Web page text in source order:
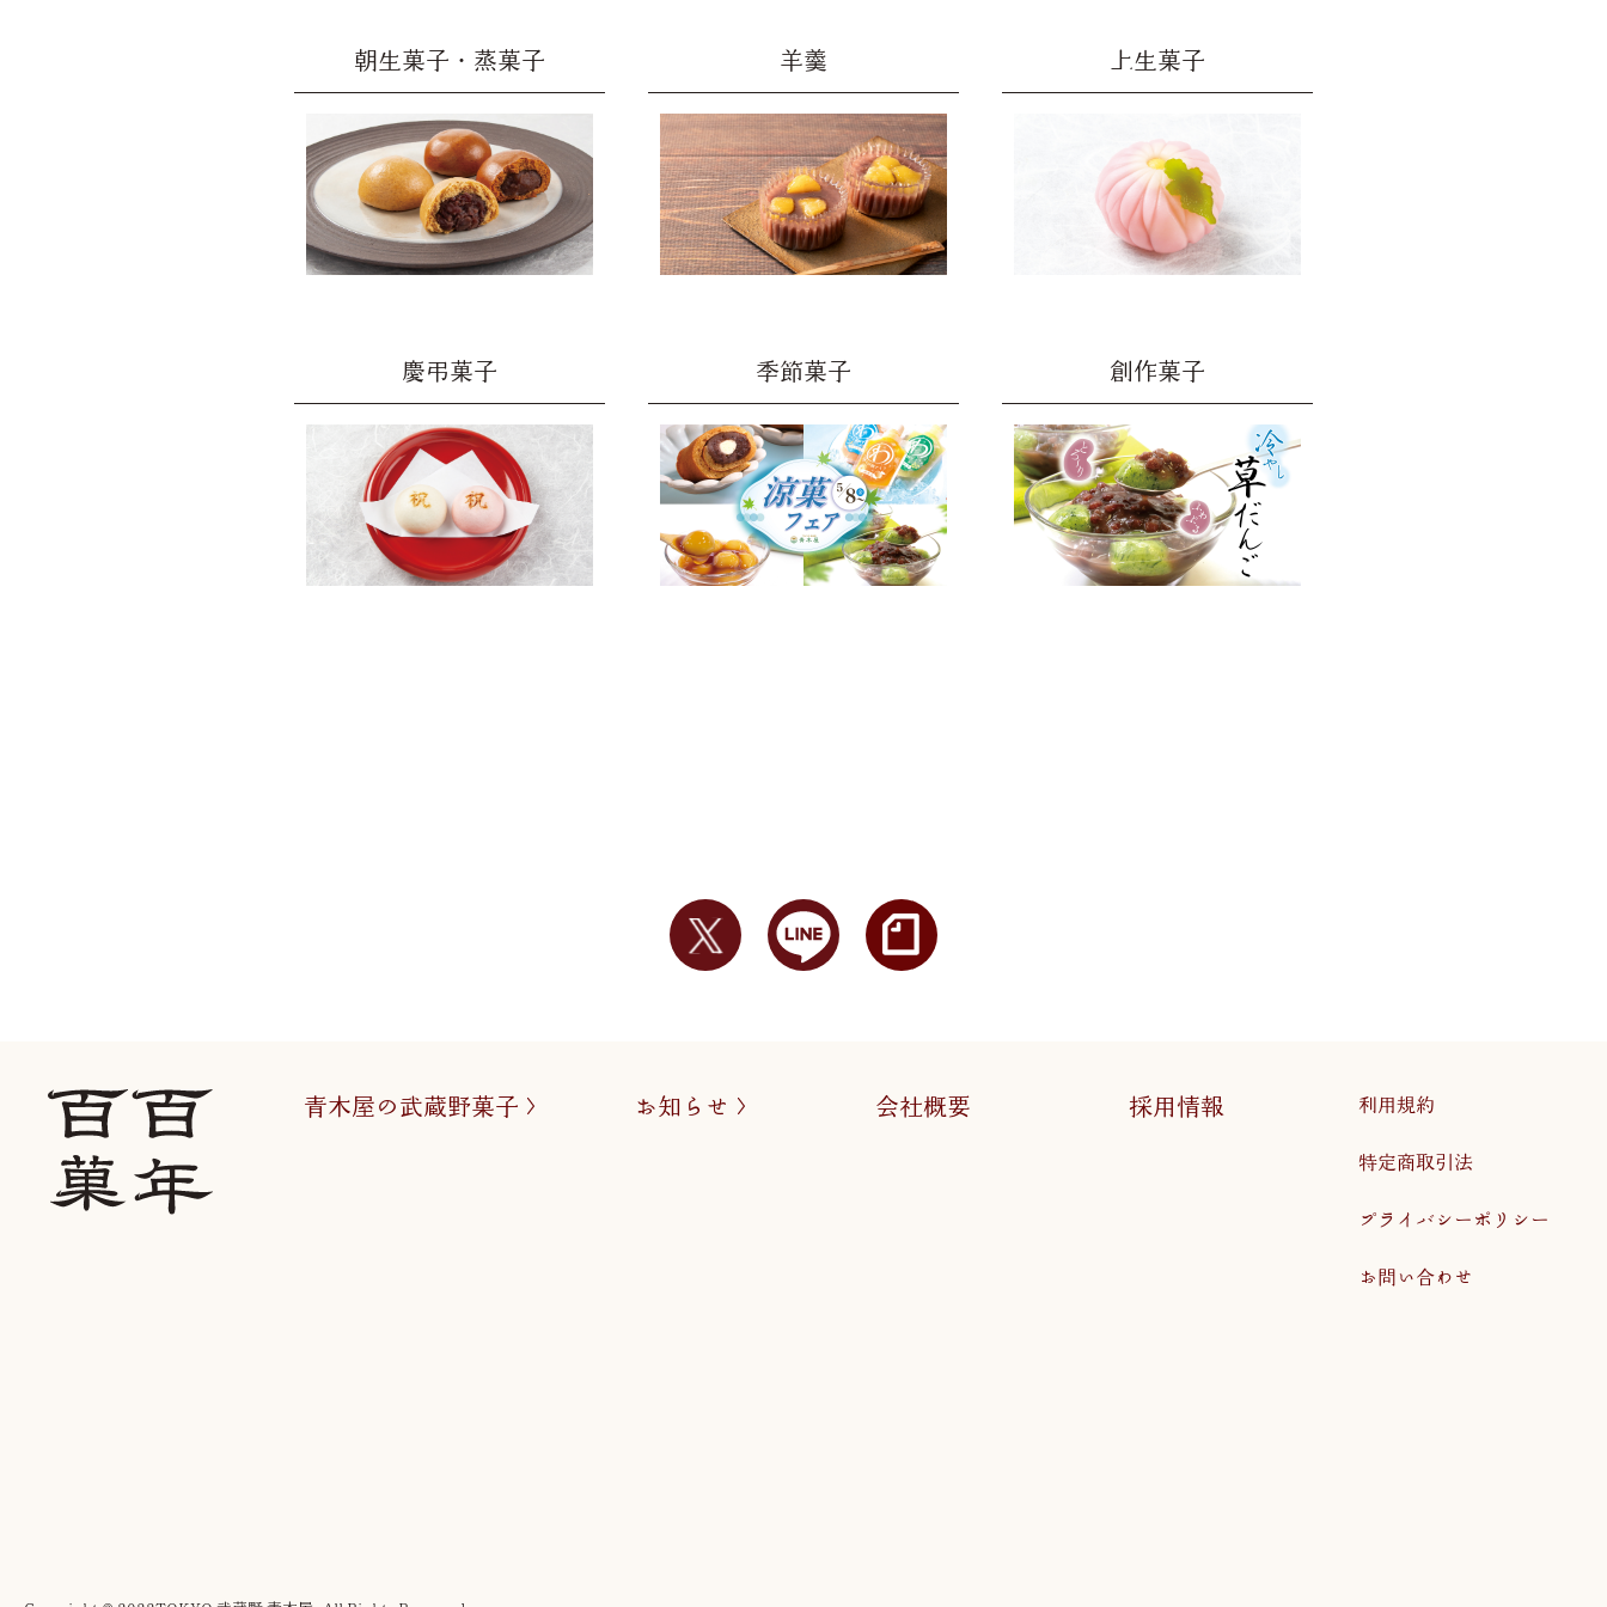
朝生菓子・蒸菓子 羊羹 上生菓子
慶弔菓子 季節菓子 創作菓子
青木屋の武蔵野菓子 お知らせ 会社概要 採用情報 利用規約
特定商取引法
プライバシーポリシー
お問い合わせ